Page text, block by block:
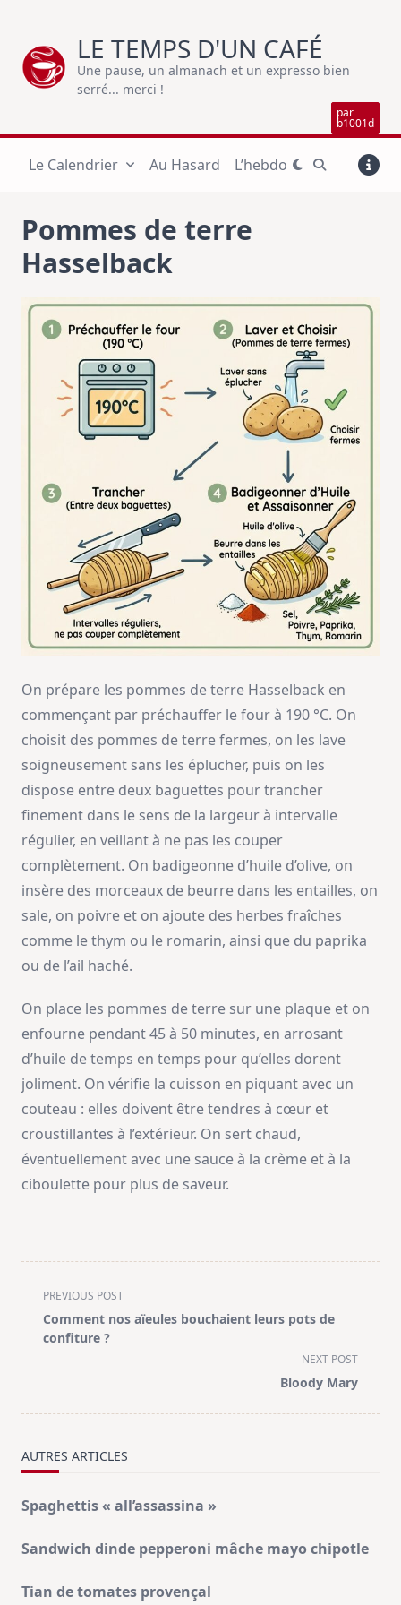
content
LE TEMPS D'UN CAFÉ
Une pause, un almanach et un expresso bien
serré... merci !
par
b1001d
Le Calendrier Au Hasard L’hebdo
Pommes de terre
Hasselback
On prépare les pommes de terre Hasselback en
commençant par préchauffer le four à 190 °C. On
choisit des pommes de terre fermes, on les lave
soigneusement sans les éplucher, puis on les
dispose entre deux baguettes pour trancher
finement dans le sens de la largeur à intervalle
régulier, en veillant à ne pas les couper
complètement. On badigeonne d’huile d’olive, on
insère des morceaux de beurre dans les entailles, on
sale, on poivre et on ajoute des herbes fraîches
comme le thym ou le romarin, ainsi que du paprika
ou de l’ail haché.
On place les pommes de terre sur une plaque et on
enfourne pendant 45 à 50 minutes, en arrosant
d’huile de temps en temps pour qu’elles dorent
joliment. On vérifie la cuisson en piquant avec un
couteau : elles doivent être tendres à cœur et
croustillantes à l’extérieur. On sert chaud,
éventuellement avec une sauce à la crème et à la
ciboulette pour plus de saveur.
<span
class="nav-
subtitle
PREVIOUS POST
Comment nos aïeules bouchaient leurs pots de
confiture ?
NEXT POST
Bloody Mary
AUTRES ARTICLES
Spaghettis « all’assassina »
Sandwich dinde pepperoni mâche mayo chipotle
Tian de tomates provençal